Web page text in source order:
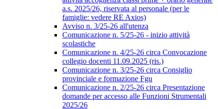
a.s. 2025/26, riservata al personale (per le
famiglie: vedere RE Axios)
Avviso n. 3/25-26 all'utenza
Comunicazione n. 5/25-26 - inizio attività
scolastiche
Comunicazione n. 4/25-26 circa Convocazione
collegio docenti 11.09.2025 (ris.)
Comunicazione n. 3/25-26 circa Consiglio
provinciale e formazione Fgu
Comunicazione n. 2/25-26 circa Presentazione
domande per accesso alle Funzioni Strumentali
2025/26